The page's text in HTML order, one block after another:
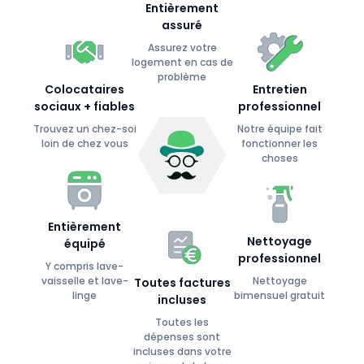
Entièrement
assuré
Assurez votre
logement en cas de
problème
Colocataires
sociaux + fiables
Trouvez un chez-soi
loin de chez vous
Entièrement
équipé
Y compris lave-
vaisselle et lave-
linge
Entretien
professionnel
Notre équipe fait
fonctionner les
choses
Nettoyage
professionnel
Nettoyage
bimensuel gratuit
Toutes factures
incluses
Toutes les
dépenses sont
incluses dans votre